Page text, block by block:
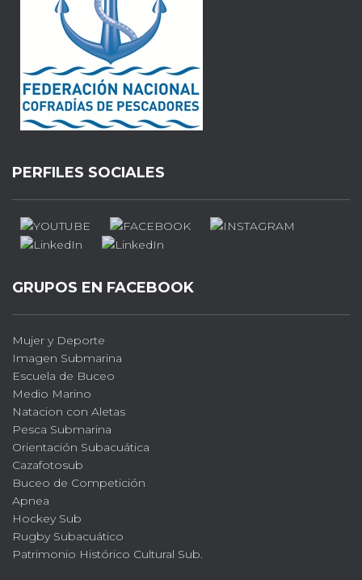
PERFILES SOCIALES
GRUPOS EN FACEBOOK
Mujer y Deporte
Imagen Submarina
Escuela de Buceo
Medio Marino
Natacion con Aletas
Pesca Submarina
Orientación Subacuática
Cazafotosub
Buceo de Competición
Apnea
Hockey Sub
Rugby Subacuático
Patrimonio Histórico Cultural Sub.